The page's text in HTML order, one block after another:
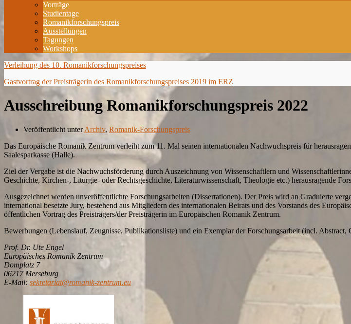
Vorträge
Studientage
Romanikforschungspreis
Ausstellungen
Tagungen
Workshops
Verleihung des 10. Romanikforschungspreises
Gastvortrag der Preisträgerin des Romanikforschungspreises 2019 im ERZ
Ausschreibung Romanikforschungspreis 2022
Veröffentlicht unterArchiv, Romanik-Forschungspreis
Das Europäische Romanik Zentrum verleiht zum 11. Mal seinen internationalen Nachwuchspreis für
Saalesparkasse (Halle).
Ziel der Vergabe ist die Nachwuchsförderung durch Auszeichnung von Wissenschaftlern und
Geschichte, Kirchen-, Liturgie- oder Rechtsgeschichte, Literaturwissenschaft, Theologie etc.) herausragende
Ausgezeichnet werden unveröffentlichte Forschungsarbeiten (Dissertationen). Der Preis wird an Graduierte
international besetzte Jury, bestehend aus Mitgliedern des internationalen Beirats und des Vorstands des
öffentlichen Vortrag des Preisträgers/der Preisträgerin im Europäischen Romanik Zentrum.
Bewerbungen (Lebenslauf, Zeugnisse, Publikationsliste) und ein Exemplar der Forschungsarbeit (incl.
Prof. Dr. Ute Engel
Europäisches Romanik Zentrum
Domplatz 7
06217 Merseburg
E-Mail: sekretariat@romanik-zentrum.eu